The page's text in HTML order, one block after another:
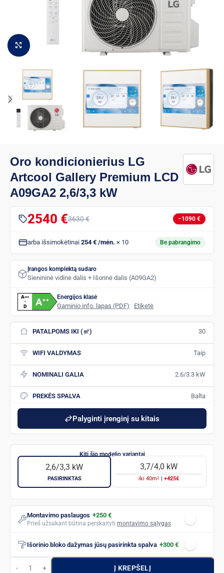
Padidinti vaizdą
Oro kondicionierius LG
Artcool Gallery Premium LCD
A09GA2 2,6/3,3 kW
2540 €3630 € −1090 €
arba išsimokėtinai 254 € /mėn. × 10 Be pabrangimo
Įrangos komplektą sudaro
Sienininė vidinė dalis + Išorinė dalis (A09GA2)
A+++
↑
D A++ Energijos klasė
Gaminio info. lapas (PDF) · Etiketė
PATALPOMS IKI (㎡) 30
WIFI VALDYMAS Taip
NOMINALI GALIA 2.6/3.3 kW
PREKĖS SPALVA Balta
Palyginti įrenginį su kitais
2,6/3,3 kW
PASIRINKTAS
3,7/4,0 kW
iki 40m2 +425€
Montavimo paslaugos +250 €
Prieš užsakant būtina perskaityti montavimo sąlygas
Išorinio bloko dažymas jūsų pasirinkta spalva +300 €
Į KREPŠELĮ